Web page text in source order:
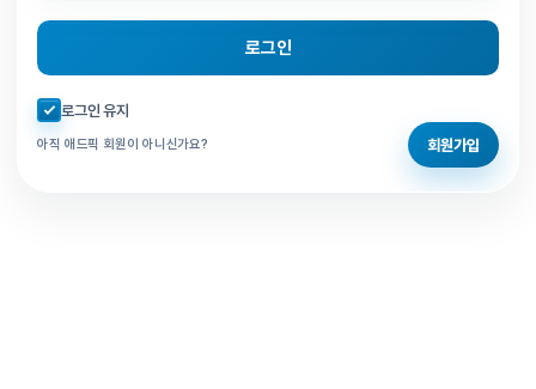
로그인
자동로그인 체크
로그인 유지
아직 애드픽 회원이 아니신가요? 회원가입